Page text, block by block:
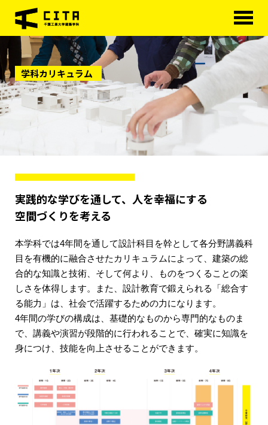
HOME
学べる分野
大学院
アクセス
学科カリキュラム
実践的な学びを通して、人を幸福にする
空間づくりを考える
本学科では4年間を通して設計科目を幹として各分野講義科
目を有機的に融合させたカリキュラムによって、建築の総
合的な知識と技術、そして何より、ものをつくることの楽
しさを体得します。また、設計教育で鍛えられる「総合す
る能力」は、社会で活躍するための力になります。
4年間の学びの構成は、基礎的なものから専門的なものま
で、講義や演習が段階的に行われることで、確実に知識を
身につけ、技能を向上させることができます。